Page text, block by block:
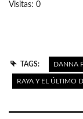
Visitas: 0
TAGS: DANNA
RAYA Y EL ÚLTIMO